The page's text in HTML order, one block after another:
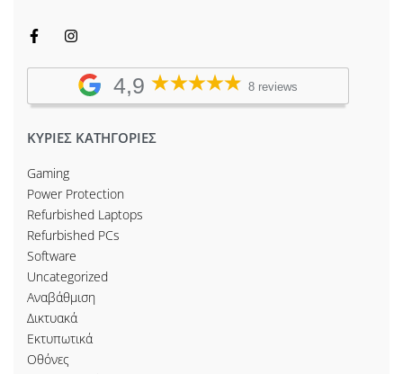
4,9 8 reviews
ΚΥΡΙΕΣ ΚΑΤΗΓΟΡΙΕΣ
Gaming
Power Protection
Refurbished Laptops
Refurbished PCs
Software
Uncategorized
Αναβάθμιση
Δικτυακά
Εκτυπωτικά
Οθόνες